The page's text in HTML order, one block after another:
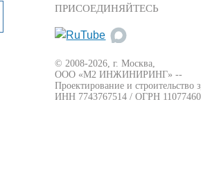
ПРИСОЕДИНЯЙТЕСЬ
© 2008-2026, г. Москва,
ООО «М2 ИНЖИНИРИНГ» --
Проектирование и строительство
ИНН 7743767514 / ОГРН